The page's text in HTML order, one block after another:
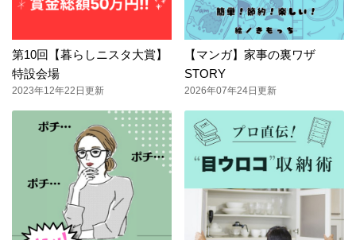
第10回【暮らしニスタ大賞】
特設会場
2023年12年22日更新
【マンガ】家事の裏ワザ
STORY
2026年07年24日更新